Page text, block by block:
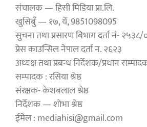
संचालक — हिसी मिडिया प्रा.लि.
खुसिबुँ — १७, येँ, 9851098095
सुचना तथा प्रसारण बिभाग दर्ता नं-
प्रेस काउन्सिल नेपाल दर्ता न. २६२३
अध्यक्ष तथा प्रबन्ध निर्देशक/प्रधान
सम्पादक : रसिया श्रेष्ठ
संरक्षक- केशबलाल श्रेष्ठ
निर्देशक — शोभा श्रेष्ठ
ईमेल : mediahisi@gmail.com